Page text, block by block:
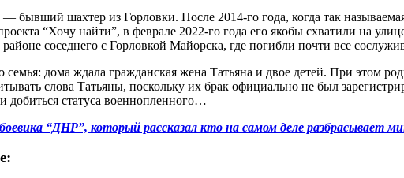
бывший шахтер из Горловки. После 2014-го года, когда так
“Хочу найти”, в феврале 2022-го года его якобы схватили на
соседнего с Горловкой Майорска, где погибли почти все
дома ждала гражданская жена Татьяна и двое детей. При этом
слова Татьяны, поскольку их брак официально не был
добиться статуса военнопленного…
“ДНР”, который рассказал кто на самом деле разбрасывает